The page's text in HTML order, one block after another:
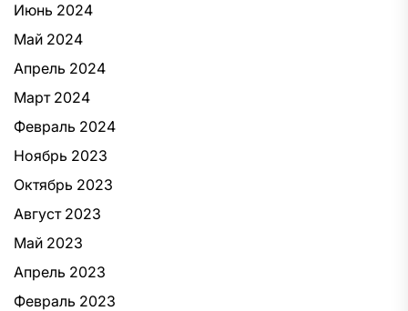
Июнь 2024
Май 2024
Апрель 2024
Март 2024
Февраль 2024
Ноябрь 2023
Октябрь 2023
Август 2023
Май 2023
Апрель 2023
Февраль 2023